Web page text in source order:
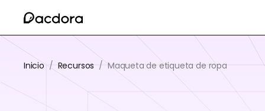
Inicio / Recursos / Maqueta de etiqueta de ropa